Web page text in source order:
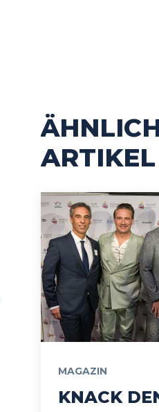
ARTIKEL
MAGAZIN
KNACK